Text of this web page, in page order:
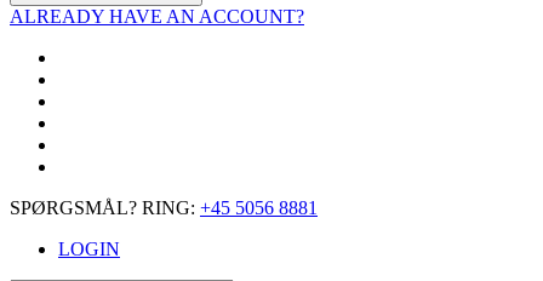
ALREADY HAVE AN ACCOUNT?
SPØRGSMÅL? RING: +45 5056 8881
LOGIN